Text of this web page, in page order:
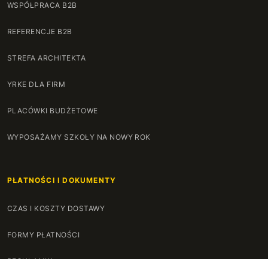
WSPÓŁPRACA B2B
REFERENCJE B2B
STREFA ARCHITEKTA
YRKE DLA FIRM
PLACÓWKI BUDŻETOWE
WYPOSAŻAMY SZKOŁY NA NOWY ROK
PŁATNOŚCI I DOKUMENTY
CZAS I KOSZTY DOSTAWY
FORMY PŁATNOŚCI